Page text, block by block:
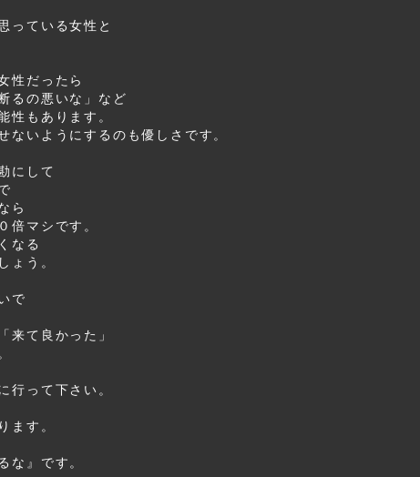
っている女性と
性だったら
るの悪いな」など
性もあります。
ないようにするのも優しさです。
にして
ら
倍マシです。
なる
ょう。
で
来て良かった」
行って下さい。
ます。
な』です。